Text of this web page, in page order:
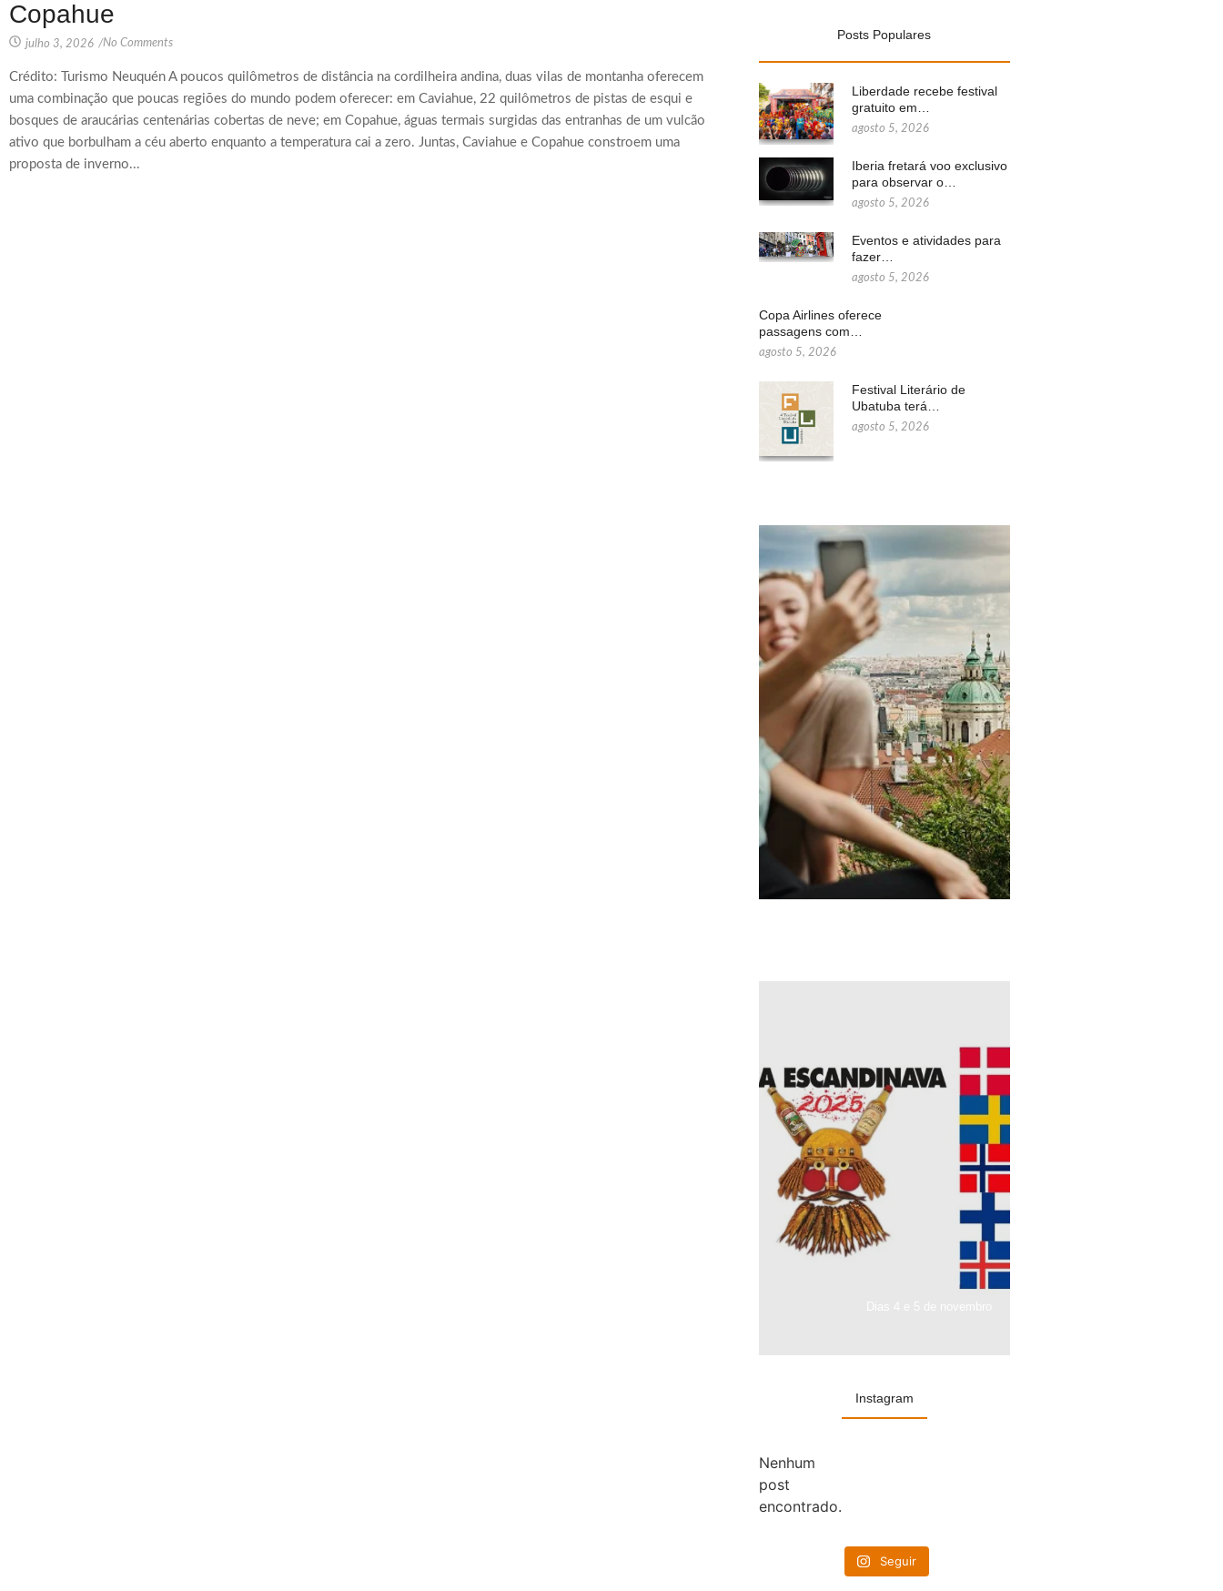
Copahue
julho 3, 2026 /No Comments
Crédito: Turismo Neuquén A poucos quilômetros de distância na cordilheira andina, duas vilas de montanha oferecem
uma combinação que poucas regiões do mundo podem oferecer: em Caviahue, 22 quilômetros de pistas de esqui e
bosques de araucárias centenárias cobertas de neve; em Copahue, águas termais surgidas das entranhas de um vulcão
ativo que borbulham a céu aberto enquanto a temperatura cai a zero. Juntas, Caviahue e Copahue constroem uma
proposta de inverno...
Posts Populares
Liberdade recebe festival
gratuito em…
agosto 5, 2026
Iberia fretará voo exclusivo
para observar o…
agosto 5, 2026
Eventos e atividades para
fazer…
agosto 5, 2026
Copa Airlines oferece
passagens com…
agosto 5, 2026
Festival Literário de
Ubatuba terá…
agosto 5, 2026
Instagram
Nenhum
post
encontrado.
Seguir